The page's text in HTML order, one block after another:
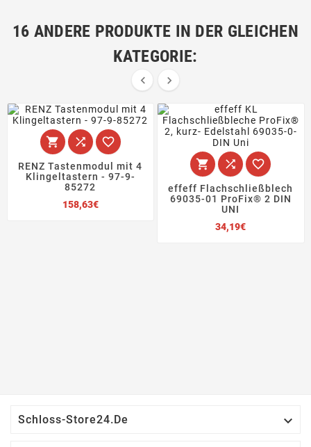
16 ANDERE PRODUKTE IN DER GLEICHEN
KATEGORIE:
 
  
RENZ Tastenmodul mit 4
Klingeltastern - 97-9-
85272
158,63€Preis
  
effeff Flachschließblech
69035-01 ProFix® 2 DIN
UNI
34,19€Preis
Schloss-Store24.de 